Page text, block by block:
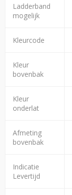
Ladderband
mogelijk
Kleurcode
Kleur
bovenbak
Kleur
onderlat
Afmeting
bovenbak
Indicatie
Levertijd